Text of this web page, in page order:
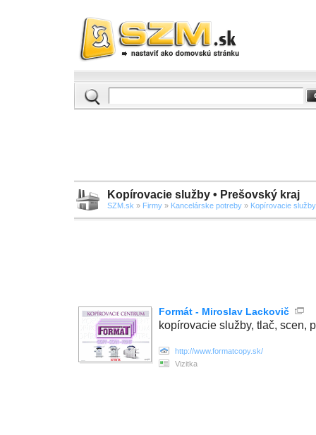
Kopírovacie služby • Prešovský kraj
SZM.sk » Firmy » Kancelárske potreby » Kopírovacie služby
Formát - Miroslav Lackovič
kopírovacie služby, tlač, scen,
http://www.formatcopy.sk/
Vizitka